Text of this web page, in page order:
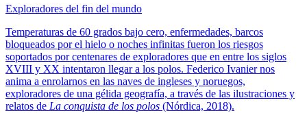
Exploradores del fin del mundo
Temperaturas de 60 grados bajo cero, enfermedades, barcos
bloqueados por el hielo o noches infinitas fueron los riesgos
soportados por centenares de exploradores que en entre los siglos
XVIII y XX intentaron llegar a los polos. Federico Ivanier nos
anima a enrolarnos en las naves de ingleses y noruegos,
exploradores de una gélida geografía, a través de las ilustraciones y
relatos de La conquista de los polos (Nórdica, 2018).